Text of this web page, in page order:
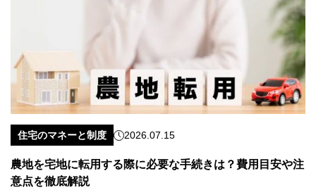
住宅のマネーと制度 2026.07.15
農地を宅地に転用する際に必要な手続きは？費用目安や注
意点を徹底解説